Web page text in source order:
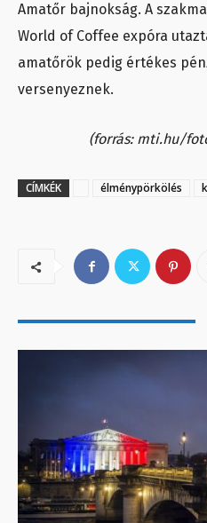
Amatőr bajnokság. A
World of Coffee expóra
amatőrök pedig értékes
versenyeznek.
(forrás: mti.hu/
CÍMKÉK élménypörkölés